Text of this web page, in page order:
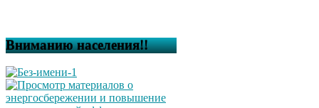
Вниманию населения!!